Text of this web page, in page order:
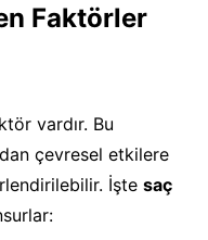
Faktörler
vardır. Bu
çevresel etkilere
İşte saç